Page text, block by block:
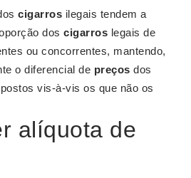
cigarros ilegais tendem a
dos cigarros legais de
ou concorrentes, mantendo,
o diferencial de preços dos
vis-à-vis os que não os
alíquota de